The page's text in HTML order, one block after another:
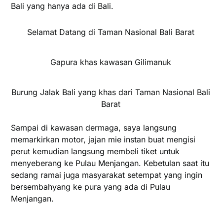
Bali yang hanya ada di Bali.
Selamat Datang di Taman Nasional Bali Barat
Gapura khas kawasan Gilimanuk
Burung Jalak Bali yang khas dari Taman Nasional Bali
Barat
Sampai di kawasan dermaga, saya langsung
memarkirkan motor, jajan mie instan buat mengisi
perut kemudian langsung membeli tiket untuk
menyeberang ke Pulau Menjangan. Kebetulan saat itu
sedang ramai juga masyarakat setempat yang ingin
bersembahyang ke pura yang ada di Pulau
Menjangan.